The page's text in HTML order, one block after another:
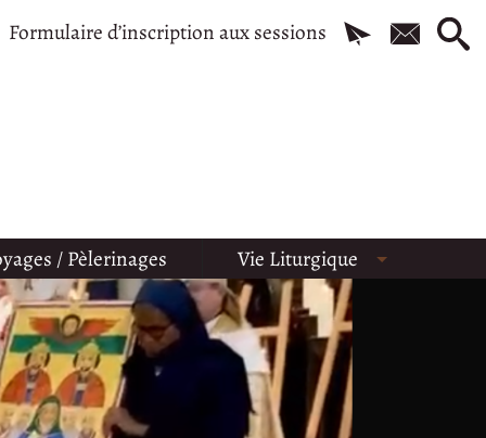
Formulaire d’inscription aux sessions
/ Pèlerinages Vie Liturgique